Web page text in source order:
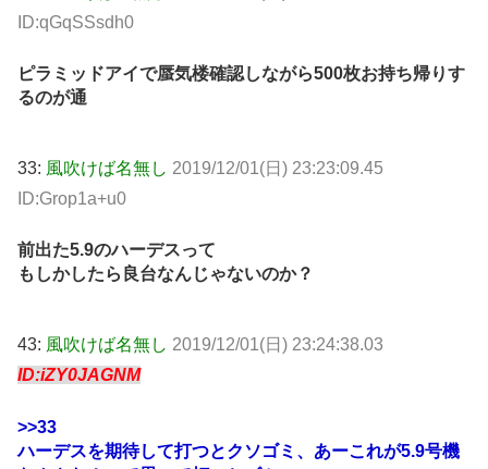
ID:qGqSSsdh0
ピラミッドアイで蜃気楼確認しながら500枚お持ち帰りす
るのが通
33: 風吹けば名無し 2019/12/01(日) 23:23:09.45
ID:Grop1a+u0
前出た5.9のハーデスって
もしかしたら良台なんじゃないのか？
43: 風吹けば名無し 2019/12/01(日) 23:24:38.03
ID:iZY0JAGNM
>>33
ハーデスを期待して打つとクソゴミ、あーこれが5.9号機